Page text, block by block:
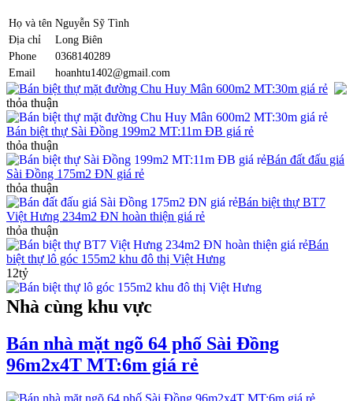
Họ và tên Nguyễn Sỹ Tình
Địa chỉ
Long Biên
Phone
0368140289
Email
hoanhtu1402@gmail.com
Bán biệt thự mặt đường Chu Huy Mân 600m2 MT:30m giá rẻ
thỏa thuận
Bán biệt thự Sài Đồng 199m2 MT:11m ĐB giá rẻ
thỏa thuận
Bán đất đấu giá
Sài Đồng 175m2 ĐN giá rẻ
thỏa thuận
Bán biệt thự BT7
Việt Hưng 234m2 ĐN hoàn thiện giá rẻ
thỏa thuận
Bán
biệt thự lô góc 155m2 khu đô thị Việt Hưng
12tỷ
Nhà cùng khu vực
Bán nhà mặt ngõ 64 phố Sài Đồng
96m2x4T MT:6m giá rẻ